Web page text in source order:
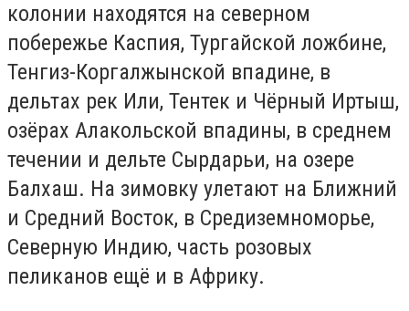
колонии находятся на северном
побережье Каспия, Тургайской ложбине,
Тенгиз-Коргалжынской впадине, в
дельтах рек Или, Тентек и Чёрный Иртыш,
озёрах Алакольской впадины, в среднем
течении и дельте Сырдарьи, на озере
Балхаш. На зимовку улетают на Ближний
и Средний Восток, в Средиземноморье,
Северную Индию, часть розовых
пеликанов ещё и в Африку.